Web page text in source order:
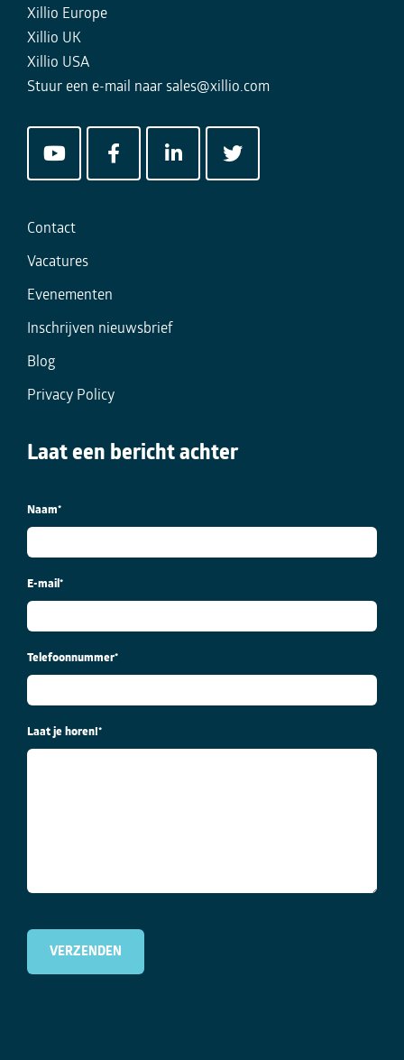
Xillio Europe
Xillio UK
Xillio USA
Stuur een e-mail naar sales@xillio.com
Contact
Vacatures
Evenementen
Inschrijven nieuwsbrief
Blog
Privacy Policy
Laat een bericht achter
Naam*
E-mail *
Telefoonnummer*
Laat je horen!*